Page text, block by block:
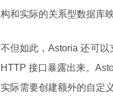
构和实际的关系型数据库
不但如此，Astoria 还可
HTTP 接口暴露出来。
实际需要创建额外的自定